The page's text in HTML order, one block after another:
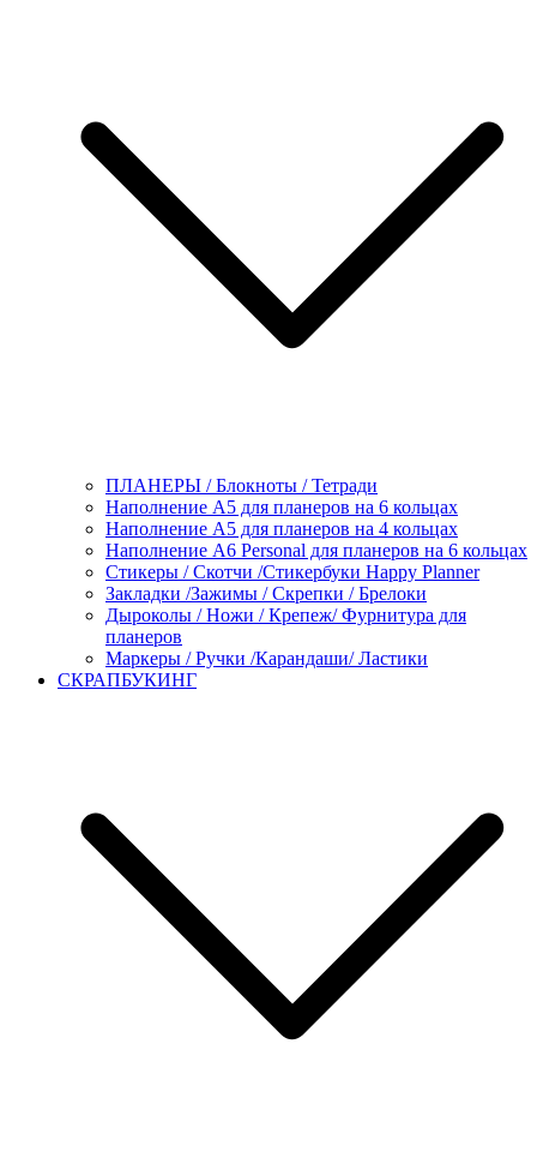
ПЛАНЕРЫ / Блокноты / Тетради
Наполнение А5 для планеров на 6 кольцах
Наполнение А5 для планеров на 4 кольцах
Наполнение А6 Personal для планеров на 6 кольцах
Стикеры / Скотчи /Стикербуки Happy Planner
Закладки /Зажимы / Скрепки / Брелоки
Дыроколы / Ножи / Крепеж/ Фурнитура для
планеров
Маркеры / Ручки /Карандаши/ Ластики
СКРАПБУКИНГ